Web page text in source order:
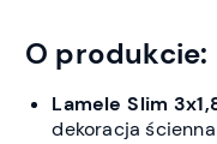
O produkcie:
Lamele Slim
dekoracja